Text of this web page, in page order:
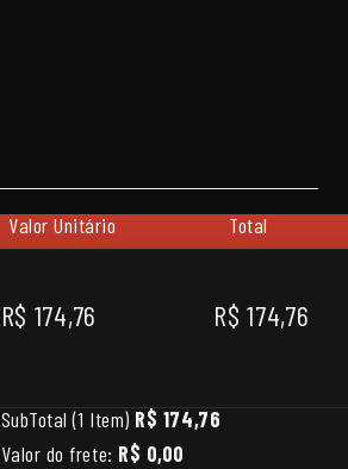
Valor Unitário Total
R$ 174,76 R$ 174,76
SubTotal (1 Item) R$ 174,76
Valor do frete: R$ 0,00